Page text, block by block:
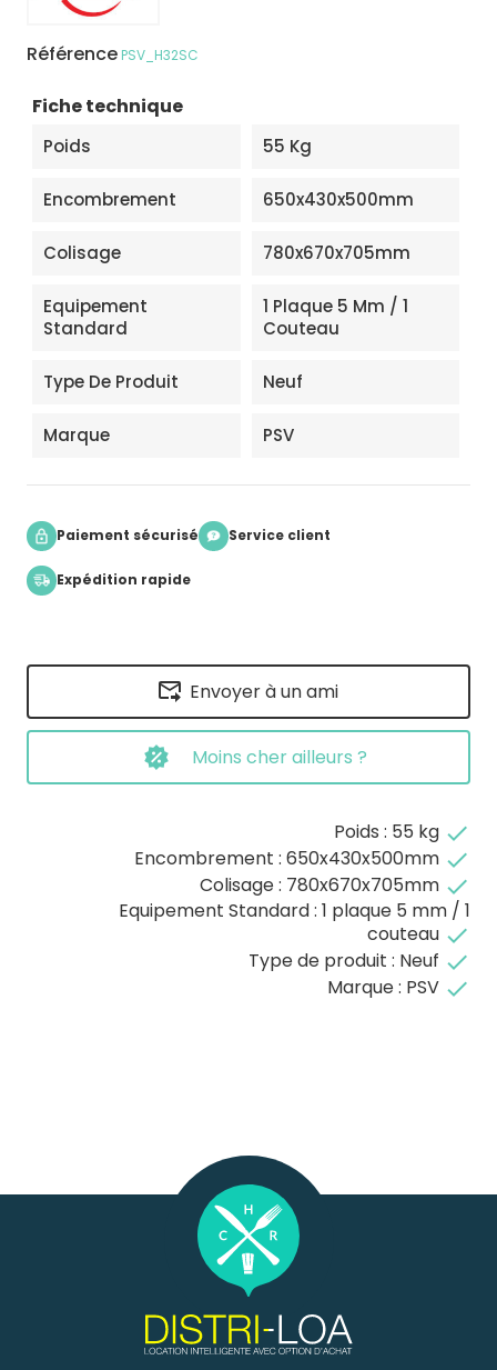
Envoyer à un ami
Moins cher ailleurs ?
Poids : 55 kg done
Encombrement : 650x430x500mm done
Colisage : 780x670x705mm done
Equipement Standard : 1 plaque 5 mm / 1
couteau done
Type de produit : Neuf done
Marque : PSV done
Référence PSV_H32SC
Fiche technique
Poids 55 Kg
Encombrement 650x430x500mm
Colisage 780x670x705mm
Equipement
Standard
1 Plaque 5 Mm / 1
Couteau
Type De Produit Neuf
Marque PSV
Paiement sécurisé Service client
Expédition rapide